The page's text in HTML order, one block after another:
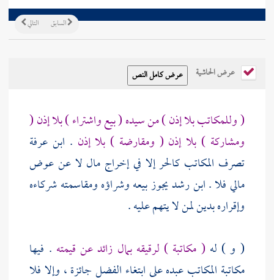
التالي السابق
عرض الحاشية
( وللمكاتب بلا إذن ) من سيده ( بيع واشتراء ) بلا إذن (
ومشاركة ) بلا إذن ( ومقارضة ) بلا إذن . ابن عرفة
تصرف المكاتب كالحر إلا في إخراج مال لا عن عوض
مالي فلا .ابن رشديجوز بيعه وشراؤه ومقاسمته شركاءه
وإقراره بدين لمن لا يتهم عليه .
( و ) له ( مكاتبة ) لرقيقه بمال زائد عن قيمته . فيها
مكاتبة المكاتب عبده على ابتغاء الفضل جائزة ، وإلا فلا